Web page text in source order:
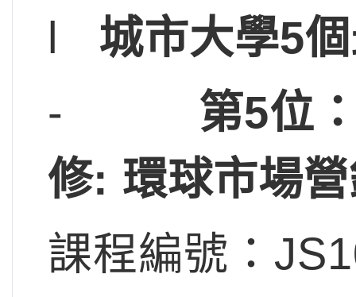
l 城市大學5
- 第5位
修: 環球市場
課程編號：